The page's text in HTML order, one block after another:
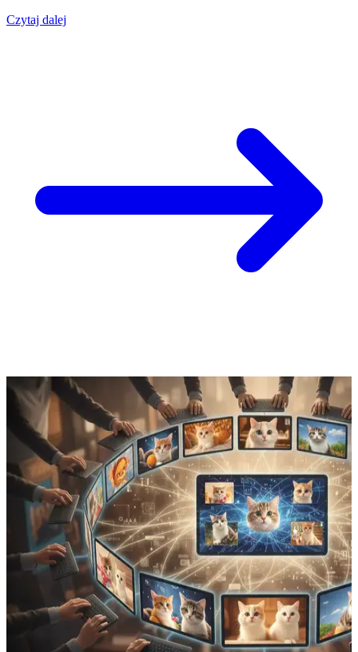
Czytaj dalej